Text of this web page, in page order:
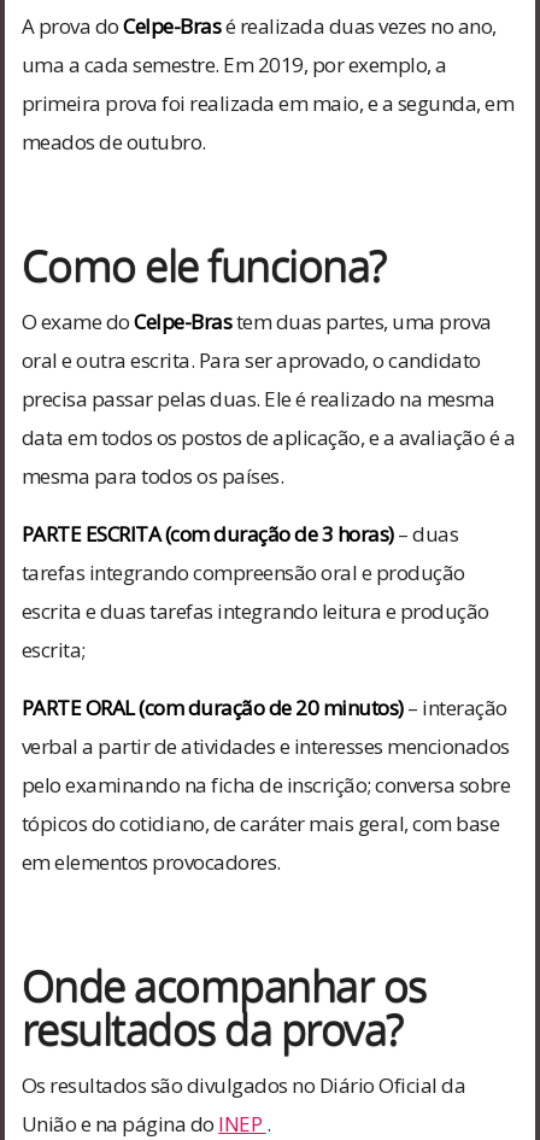
A prova doCelpe-Brasé realizada duas vezes no ano,
uma a cada semestre. Em 2019, por exemplo, a
primeira prova foi realizada em maio, e a segunda, em
meados de outubro.
Como ele funciona?
O exame doCelpe-Brastem duas partes, uma prova
oral e outra escrita. Para ser aprovado, o candidato
precisa passar pelas duas. Ele é realizado na mesma
data em todos os postos de aplicação, e a avaliação é a
mesma para todos os países.
PARTE ESCRITA (com duração de 3 horas)– duas
tarefas integrando compreensão oral e produção
escrita e duas tarefas integrando leitura e produção
escrita;
PARTE ORAL (com duração de 20 minutos)– interação
verbal a partir de atividades e interesses mencionados
pelo examinando na ficha de inscrição; conversa sobre
tópicos do cotidiano, de caráter mais geral, com base
em elementos provocadores.
Onde acompanhar os
resultados da prova?
Os resultados são divulgados no Diário Oficial da
União e na página do INEP .